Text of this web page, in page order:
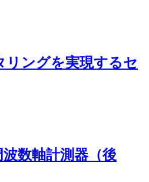
リングを実現するセ
数軸計測器（後